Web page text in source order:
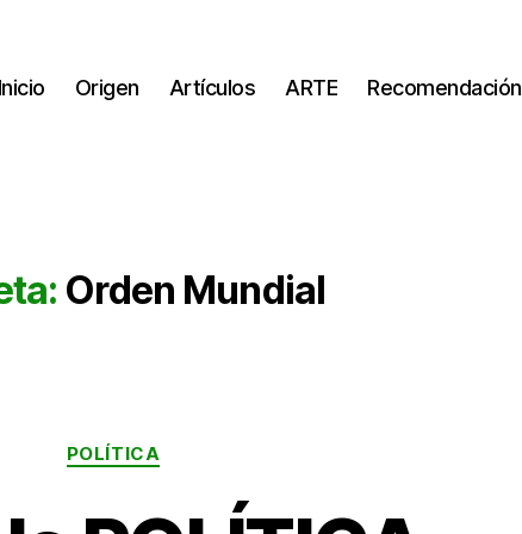
Inicio Origen Artículos ARTE Recomendación
Orden Mundial
Categorías
POLÍTICA